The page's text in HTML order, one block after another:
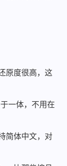
原度很高，这
一体，不用在
简体中文，对